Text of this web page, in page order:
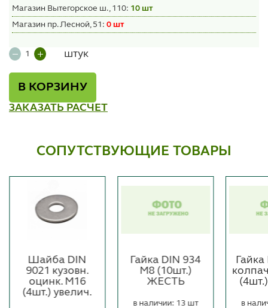
Магазин Вытегорское ш., 110: 10 шт
Магазин пр. Лесной, 51: 0 шт
штук
В КОРЗИНУ
ЗАКАЗАТЬ РАСЧЕТ
СОПУТСТВУЮЩИЕ ТОВАРЫ
Шайба DIN
9021 кузовн.
оцинк. М16
(4шт.) увелич.
Гайка DIN 934
М8 (10шт.)
ЖЕСТЬ
в наличии: 13 шт в